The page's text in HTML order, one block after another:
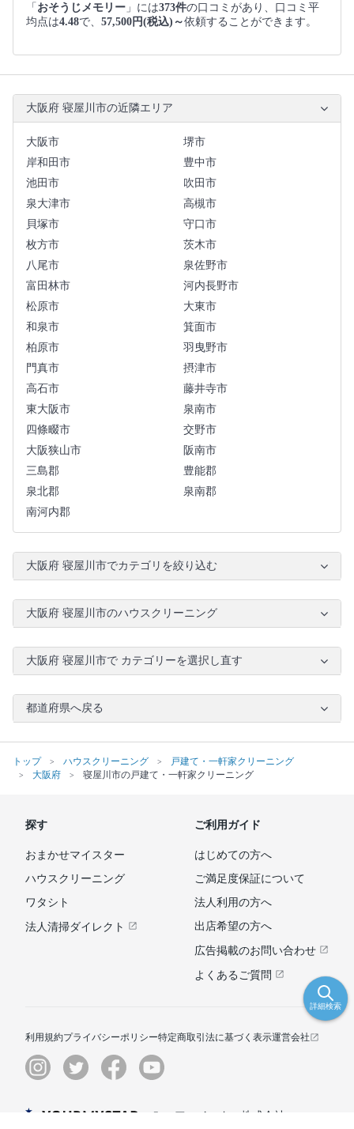
「 おそうじメモリー 」には373件の口コミがあり、口コミ平
均点は4.48で、 57,500円(税込)～依頼することができます。
大阪府 寝屋川市の近隣エリア
大阪市
堺市
岸和田市
豊中市
池田市
吹田市
泉大津市
高槻市
貝塚市
守口市
枚方市
茨木市
八尾市
泉佐野市
富田林市
河内長野市
松原市
大東市
和泉市
箕面市
柏原市
羽曳野市
門真市
摂津市
高石市
藤井寺市
東大阪市
泉南市
四條畷市
交野市
大阪狭山市
阪南市
三島郡
豊能郡
泉北郡
泉南郡
南河内郡
大阪府 寝屋川市でカテゴリを絞り込む
大阪府 寝屋川市のハウスクリーニング
大阪府 寝屋川市で カテゴリーを選択し直す
都道府県へ戻る
トップ ハウスクリーニング
戸建て・一軒家クリーニング
大阪府
寝屋川市の戸建て・一軒家クリーニング
詳細検索
探す
おまかせマイスター
ハウスクリーニング
ワタシト
法人清掃ダイレクト
ご利用ガイド
はじめての方へ
ご満足度保証について
法人利用の方へ
出店希望の方へ
広告掲載のお問い合わせ
よくあるご質問
利用規約プライバシーポリシー特定商取引法に基づく表示運営会社
© ユアマイスター株式会社